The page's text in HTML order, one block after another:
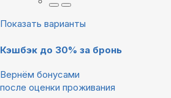
Показать варианты
Кэшбэк до 30% за бронь
Вернём бонусами
после оценки проживания